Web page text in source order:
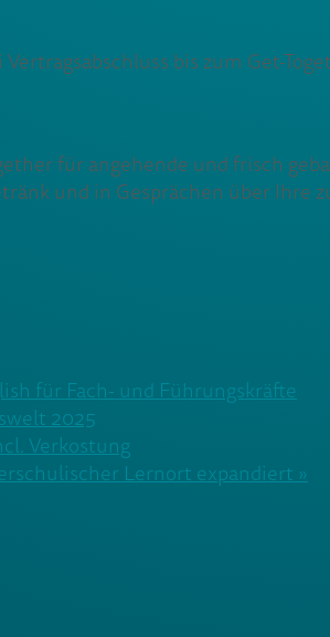
bis zum Get-
für angehende und frisch
und in Gesprächen über Ihre
für Fach- und Führungskräfte
2025
Verkostung
Lernort expandiert »